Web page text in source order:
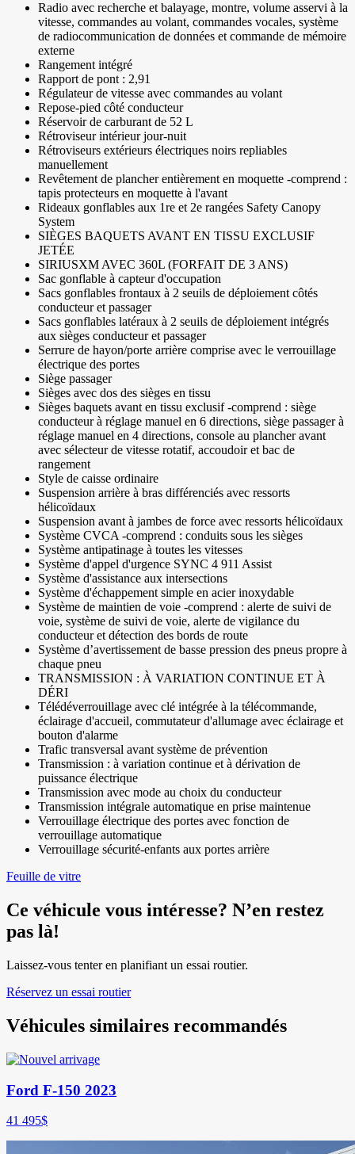
Radio avec recherche et balayage, montre, volume asservi à la
vitesse, commandes au volant, commandes vocales, système
de radiocommunication de données et commande de mémoire
externe
Rangement intégré
Rapport de pont : 2,91
Régulateur de vitesse avec commandes au volant
Repose-pied côté conducteur
Réservoir de carburant de 52 L
Rétroviseur intérieur jour-nuit
Rétroviseurs extérieurs électriques noirs repliables
manuellement
Revêtement de plancher entièrement en moquette -comprend :
tapis protecteurs en moquette à l'avant
Rideaux gonflables aux 1re et 2e rangées Safety Canopy
System
SIÈGES BAQUETS AVANT EN TISSU EXCLUSIF
JETÉE
SIRIUSXM AVEC 360L (FORFAIT DE 3 ANS)
Sac gonflable à capteur d'occupation
Sacs gonflables frontaux à 2 seuils de déploiement côtés
conducteur et passager
Sacs gonflables latéraux à 2 seuils de déploiement intégrés
aux sièges conducteur et passager
Serrure de hayon/porte arrière comprise avec le verrouillage
électrique des portes
Siège passager
Sièges avec dos des sièges en tissu
Sièges baquets avant en tissu exclusif -comprend : siège
conducteur à réglage manuel en 6 directions, siège passager à
réglage manuel en 4 directions, console au plancher avant
avec sélecteur de vitesse rotatif, accoudoir et bac de
rangement
Style de caisse ordinaire
Suspension arrière à bras différenciés avec ressorts
hélicoïdaux
Suspension avant à jambes de force avec ressorts hélicoïdaux
Système CVCA -comprend : conduits sous les sièges
Système antipatinage à toutes les vitesses
Système d'appel d'urgence SYNC 4 911 Assist
Système d'assistance aux intersections
Système d'échappement simple en acier inoxydable
Système de maintien de voie -comprend : alerte de suivi de
voie, système de suivi de voie, alerte de vigilance du
conducteur et détection des bords de route
Système d’avertissement de basse pression des pneus propre à
chaque pneu
TRANSMISSION : À VARIATION CONTINUE ET À
DÉRI
Télédéverrouillage avec clé intégrée à la télécommande,
éclairage d'accueil, commutateur d'allumage avec éclairage et
bouton d'alarme
Trafic transversal avant système de prévention
Transmission : à variation continue et à dérivation de
puissance électrique
Transmission avec mode au choix du conducteur
Transmission intégrale automatique en prise maintenue
Verrouillage électrique des portes avec fonction de
verrouillage automatique
Verrouillage sécurité-enfants aux portes arrière
Feuille de vitre
Ce véhicule vous intéresse? N’en restez
pas là!
Laissez-vous tenter en planifiant un essai routier.
Réservez un essai routier
Véhicules similaires recommandés
Ford F-150 2023
41 495$